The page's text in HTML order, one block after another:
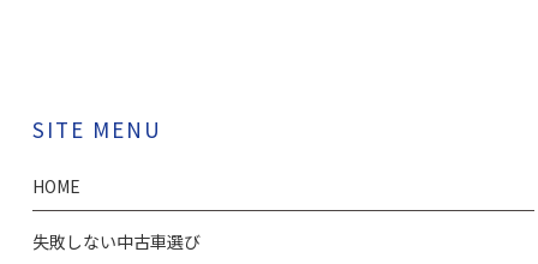
SITE MENU
HOME
失敗しない中古車選び